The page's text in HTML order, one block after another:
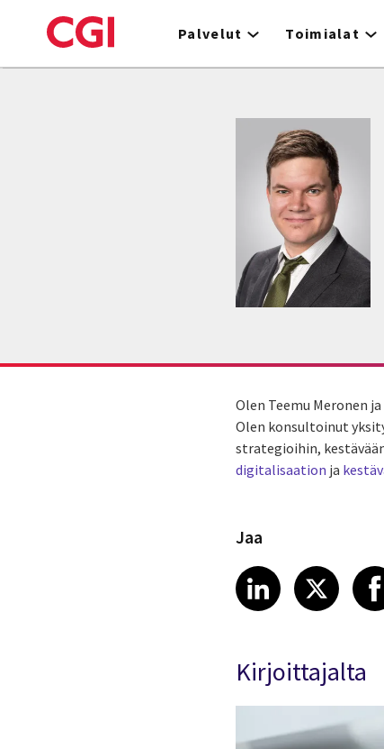
to
Palvelut Toimialat
Olen Teemu Meronen
Olen konsultoinut
strategioihin,
digitalisaation ja
Jaa
ShareShare
X
Kirjoittajalta